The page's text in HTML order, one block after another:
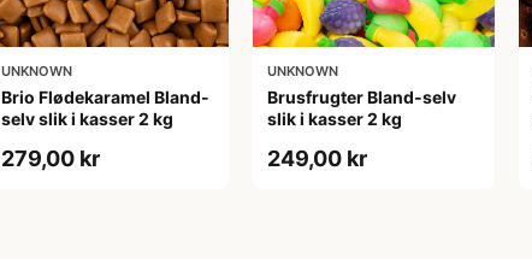
UNKNOWN
Brio Flødekaramel Bland-
selv slik i kasser 2 kg
279,00 kr
UNKNOWN
Brusfrugter Bland-selv
slik i kasser 2 kg
249,00 kr